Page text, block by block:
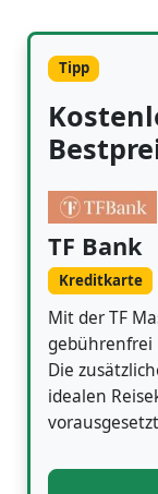
Tipp
TF Bank
Kreditkarte
Mit der TF
gebührenfrei
Die
idealen